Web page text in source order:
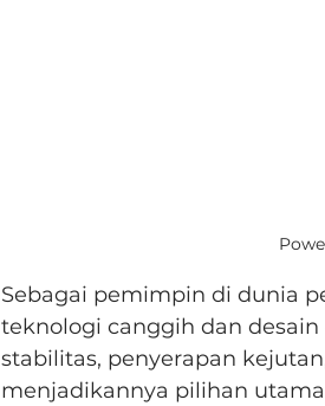
Sebagai pemimpin di dunia
teknologi canggih dan
stabilitas, penyerapan
menjadikannya pilihan